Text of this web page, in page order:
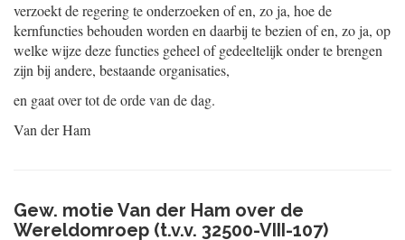
verzoekt de regering te onderzoeken of en, zo ja, hoe de
kernfuncties behouden worden en daarbij te bezien of en, zo ja, op
welke wijze deze functies geheel of gedeeltelijk onder te brengen
zijn bij andere, bestaande organisaties,
en gaat over tot de orde van de dag.
Van der Ham
Gew. motie Van der Ham over de
Wereldomroep (t.v.v. 32500-VIII-107)